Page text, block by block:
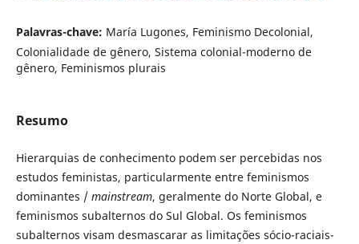
Palavras-chave: María Lugones, Feminismo Decolonial,
Colonialidade de gênero, Sistema colonial-moderno de
gênero, Feminismos plurais
Resumo
Hierarquias de conhecimento podem ser percebidas nos
estudos feministas, particularmente entre feminismos
dominantes / mainstream, geralmente do Norte Global, e
feminismos subalternos do Sul Global. Os feminismos
subalternos visam desmascarar as limitações sócio-raciais-